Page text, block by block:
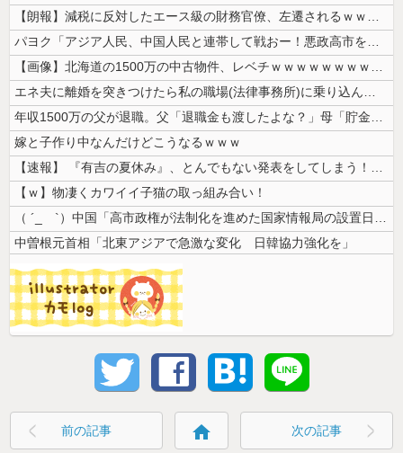
【朗報】減税に反対したエース級の財務官僚、左遷されるｗｗｗｗｗｗ
パヨク「アジア人民、中国人民と連帯して戦おー！悪政高市を打倒するぞー！...
【画像】北海道の1500万の中古物件、レベチｗｗｗｗｗｗｗｗｗｗｗｗｗ...
エネ夫に離婚を突きつけたら私の職場(法律事務所)に乗り込んできた 堂々...
年収1500万の父が退職。父「退職金も渡したよな？」母「貯金なんてない...
嫁と子作り中なんだけどこうなるｗｗｗ
【速報】 『有吉の夏休み』、とんでもない発表をしてしまう！！！！！
【ｗ】物凄くカワイイ子猫の取っ組み合い！
（ ´_ゝ`）中国「高市政権が法制化を進めた国家情報局の設置日が7月3...
中曽根元首相「北東アジアで急激な変化 日韓協力強化を」
前の記事 home 次の記事